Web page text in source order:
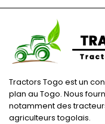
Tractors Togo est un
plan au Togo. Nous
notamment des
agriculteurs togolais.